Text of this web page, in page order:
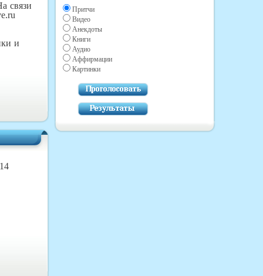
связи
и
Притчи
Видео
Анекдоты
Книги
Аудио
Аффирмации
Картинки